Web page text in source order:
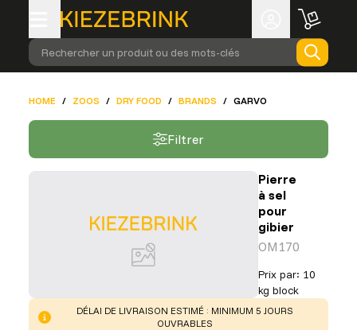
Rechercher un produit ou des mots-clés
HOME / ZOOS / DRY FOOD / BRANDS / GARVO
Filtrer
Pierre
à sel
pour
gibier
OM170
Prix par: 10
kg block
WARNING:
DÉLAI DE LIVRAISON ESTIMÉ : MINIMUM 5 JOURS
OUVRABLES